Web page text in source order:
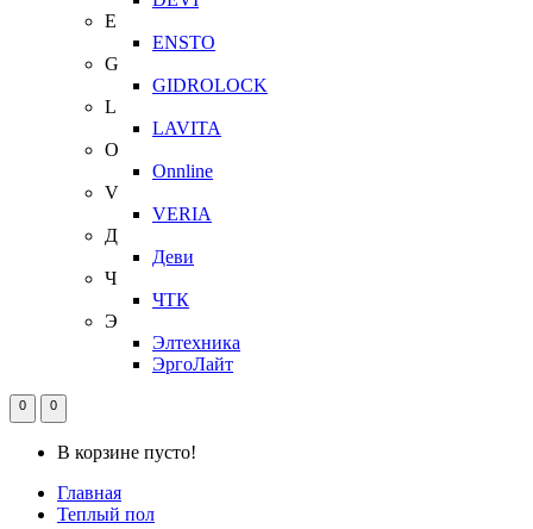
E
ENSTO
G
GIDROLOCK
L
LAVITA
O
Onnline
V
VERIA
Д
Деви
Ч
ЧТК
Э
Элтехника
ЭргоЛайт
0 0
В корзине пусто!
Главная
Теплый пол